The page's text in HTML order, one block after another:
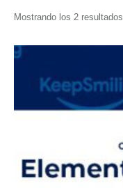
Mostrando los 2 resultados